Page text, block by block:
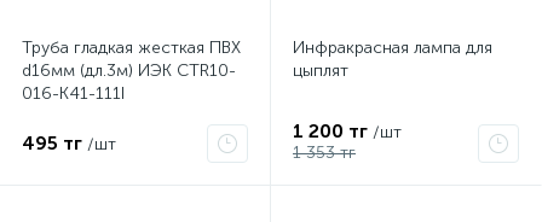
Труба гладкая жесткая ПВХ
d16мм (дл.3м) ИЭК CTR10-
016-K41-111I
495 тг /шт
Инфракрасная лампа для
цыплят
1 200 тг /шт
1 353 тг